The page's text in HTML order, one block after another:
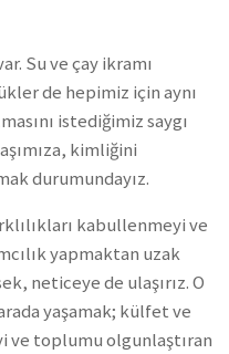
Su ve çay ikramı
de hepimiz için aynı
istediğimiz saygı
kimliğini
durumundayız.
kabullenmeyi ve
yapmaktan uzak
neticeye de ulaşırız. O
yaşamak; külfet ve
ve toplumu olgunlaştıran